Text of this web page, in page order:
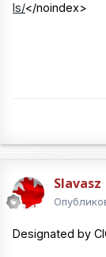
ls/</noindex>
Slavasz
Designated by